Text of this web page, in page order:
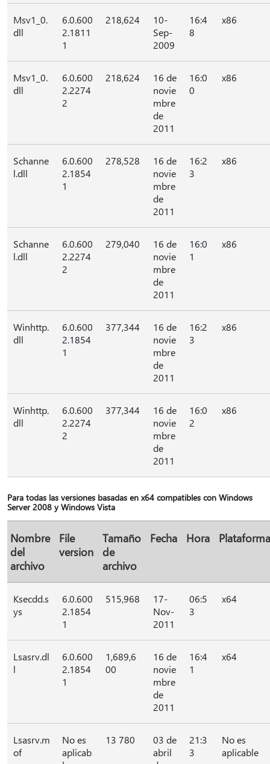
Msv1_0.
dll
6.0.600
2.1811
1
218,624
10-
Sep-
2009
16:4
8
x86
Msv1_0.
dll
6.0.600
2.2274
2
218,624
16 de
novie
mbre
de
2011
16:0
0
x86
Schanne
l.dll
6.0.600
2.1854
1
278,528
16 de
novie
mbre
de
2011
16:2
3
x86
Schanne
l.dll
6.0.600
2.2274
2
279,040
16 de
novie
mbre
de
2011
16:0
1
x86
Winhttp.
dll
6.0.600
2.1854
1
377,344
16 de
novie
mbre
de
2011
16:2
3
x86
Winhttp.
dll
6.0.600
2.2274
2
377,344
16 de
novie
mbre
de
2011
16:0
2
x86
Para todas las versiones basadas en x64 compatibles con Windows
Server 2008 y Windows Vista
Nombre
del
archivo
File
version
Tamaño
de
archivo
Fecha Hora Plataforma
Ksecdd.s
ys
6.0.600
2.1854
1
515,968
17-
Nov-
2011
06:5
3
x64
Lsasrv.dl
l
6.0.600
2.1854
1
1,689,6
00
16 de
novie
mbre
de
2011
16:4
1
x64
Lsasrv.m
of
No es
aplicab
13 780
03 de
abril
21:3
3
No es
aplicable